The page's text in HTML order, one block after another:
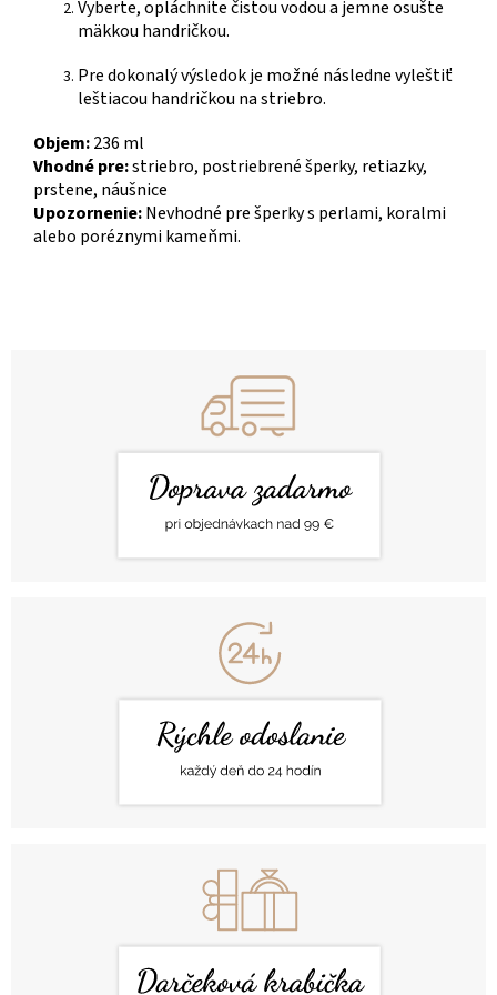
Vyberte, opláchnite čistou vodou a jemne osušte
mäkkou handričkou.
Pre dokonalý výsledok je možné následne vyleštiť
leštiacou handričkou na striebro.
Objem:236 ml
Vhodné pre:striebro, postriebrené šperky, retiazky,
prstene, náušnice
Upozornenie:Nevhodné pre šperky s perlami, koralmi
alebo poréznymi kameňmi.